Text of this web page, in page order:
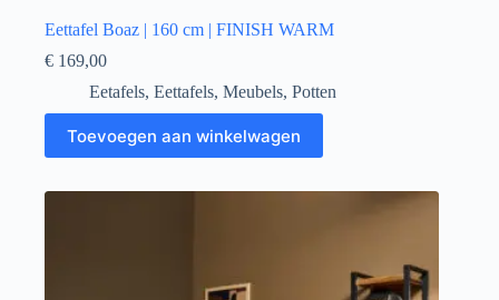
Eettafel Boaz | 160 cm | FINISH WARM
€ 169,00
Eetafels, Eettafels, Meubels, Potten
Toevoegen aan winkelwagen